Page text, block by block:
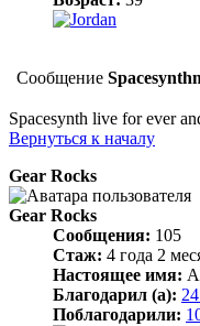
Сообщение
Spacesynth live for ever
Вернуться к началу
Gear Rocks
Gear Rocks
Сообщения: 105
Стаж: 4 года 2
Настоящее имя:
Благодарил (а):
Поблагодарили: